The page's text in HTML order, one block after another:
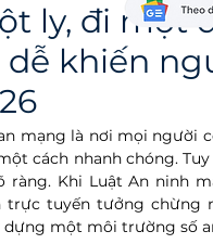
ly, đi một
khiến
mạng là nơi mọi người
cách nhanh chóng.
ràng. Khi Luật An ninh
trực tuyến tưởng chừng
dựng một môi trường số